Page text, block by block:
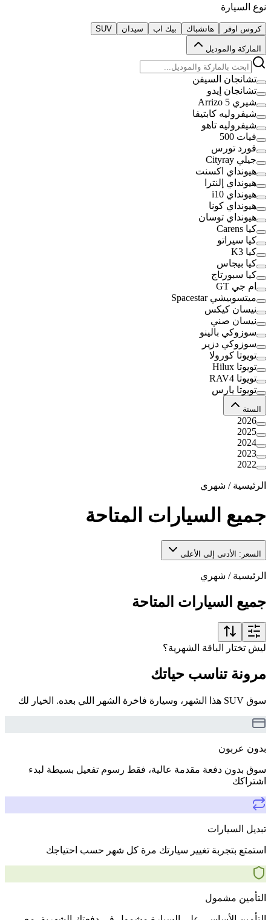
نوع السيارة
كروس اوفر هاتشباك بيك اب سيدان SUV
الماركة والموديل
تشانجان السيفن
تشانجان إيدو
شيري Arrizo 5
شيفروليه كابتيفا
شيفروليه تاهو
فيات 500
فورد تورس
جيلي Cityray
هيونداي اكسنت
هيونداي إلنترا
هيونداي i10
هيونداي كونا
هيونداي توسان
كيا Carens
كيا سيراتو
كيا K3
كيا بيجاس
كيا سبورتاج
ام جي GT
ميتسوبيشي Spacestar
نيسان كيكس
نيسان صني
سوزوكي بالينو
سوزوكي دزير
تويوتا كورولا
تويوتا Hilux
تويوتا RAV4
تويوتا يارس
السنة
2026
2025
2024
2023
2022
الرئيسية / شهري
جميع السيارات المتاحة
السعر: الأدنى إلى الأعلى
الرئيسية / شهري
جميع السيارات المتاحة
ليش تختار الباقة الشهرية؟
مرونة تناسب حياتك
سوق SUV هذا الشهر، وسيارة فاخرة الشهر اللي بعده. الخيار لك
بدون عربون
سوق بدون دفعة مقدمة عالية، فقط رسوم تفعيل بسيطة لبدء
اشتراكك
تبديل السيارات
استمتع بتجربة تغيير سيارتك مرة كل شهر حسب احتياجك
التأمين مشمول